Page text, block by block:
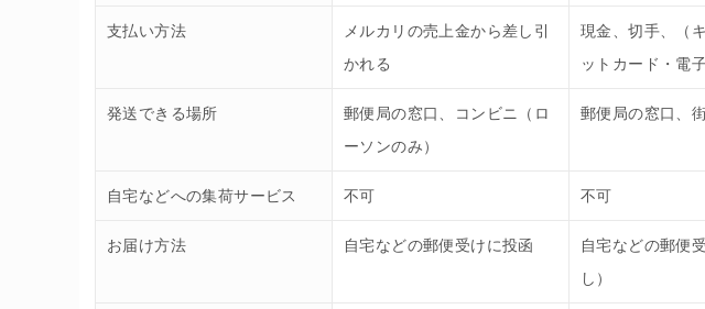
支払い方法
メルカリの売上金から差し引
かれる
現金、切手、（
ットカード・電
発送できる場所
郵便局の窓口、コンビニ（ロ
ーソンのみ）
郵便局の窓口、
自宅などへの集荷サービス 不可 不可
お届け方法 自宅などの郵便受けに投函
自宅などの郵便
し）